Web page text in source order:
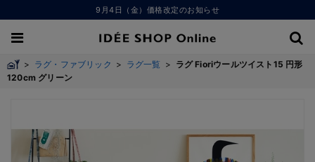
9月4日（金）価格改定のお知らせ
> ラグ・ファブリック > ラグ一覧 > ラグ Fioriウールツイスト15 円形
120cm グリーン